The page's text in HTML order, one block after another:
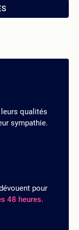
qualités
sympathie.
pour
48 heures.